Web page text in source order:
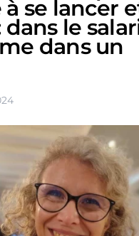
se lancer
le
dans un